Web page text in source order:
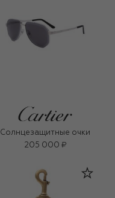
Солнцезащитные очки
205 000 ₽